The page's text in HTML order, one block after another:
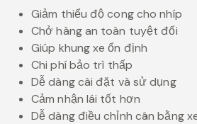
Giảm thiểu độ cong cho nhíp
Chở hàng an toàn tuyệt đối
Giúp khung xe ổn định
Chi phí bảo trì thấp
Dễ dàng cài đặt và sử dụng
Cảm nhận lái tốt hơn
Dễ dàng điều chỉnh cân bằng